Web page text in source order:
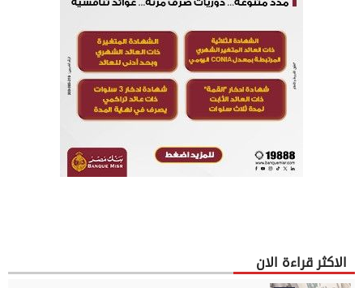
الاكثر قراءة الان